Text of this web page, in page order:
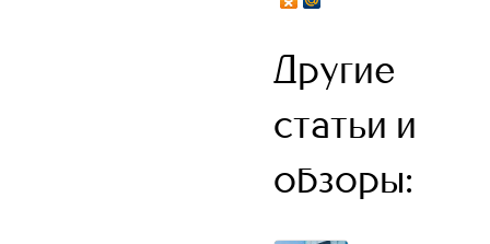
Другие
статьи и
обзоры: